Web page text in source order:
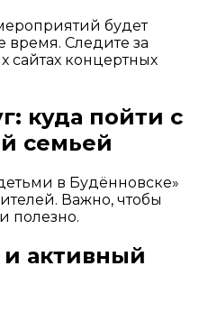
будет
Следите за
концертных
куда пойти с
семьей
в Будённовске»
Важно, чтобы
полезно.
активный